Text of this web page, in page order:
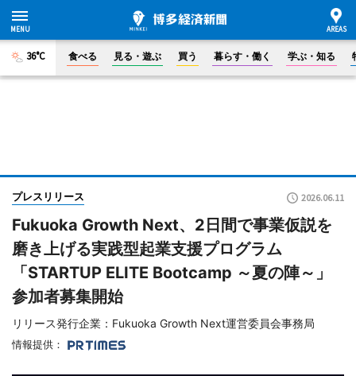
36°C 食べる 見る・遊ぶ 買う 暮らす・働く 学ぶ・知る
プレスリリース 2026.06.11
Fukuoka Growth Next、2日間で事業仮説を
磨き上げる実践型起業支援プログラム
「STARTUP ELITE Bootcamp ～夏の陣～」
参加者募集開始
リリース発行企業：Fukuoka Growth Next運営委員会事務局
情報提供：